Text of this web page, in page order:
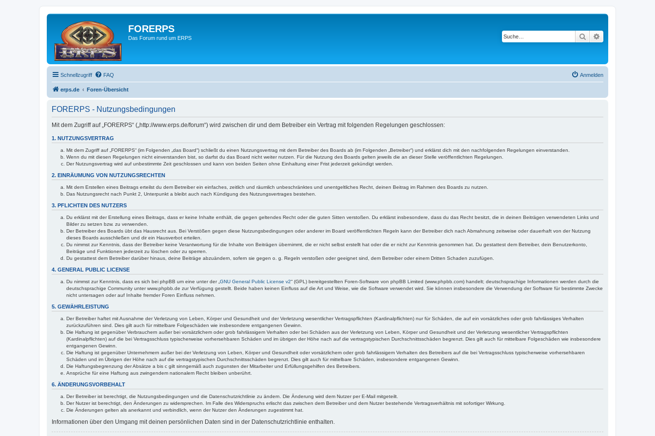
FORERPS
Das Forum rund um ERPS Suche
Schnellzugriff FAQ Anmelden
erps.de Foren-Übersicht
FORERPS - Nutzungsbedingungen
Mit dem Zugriff auf „FORERPS“ („http://www.erps.de/forum“) wird zwischen dir und dem Betreiber ein Vertrag mit folgenden Regelungen geschlossen:
1. NUTZUNGSVERTRAG
Mit dem Zugriff auf „FORERPS“ (im Folgenden „das Board“) schließt du einen Nutzungsvertrag mit dem Betreiber des Boards ab (im Folgenden „Betreiber“) und erklärst dich mit den nachfolgenden Regelungen einverstanden.
Wenn du mit diesen Regelungen nicht einverstanden bist, so darfst du das Board nicht weiter nutzen. Für die Nutzung des Boards gelten jeweils die an dieser Stelle veröffentlichten Regelungen.
Der Nutzungsvertrag wird auf unbestimmte Zeit geschlossen und kann von beiden Seiten ohne Einhaltung einer Frist jederzeit gekündigt werden.
2. EINRÄUMUNG VON NUTZUNGSRECHTEN
Mit dem Erstellen eines Beitrags erteilst du dem Betreiber ein einfaches, zeitlich und räumlich unbeschränktes und unentgeltliches Recht, deinen Beitrag im Rahmen des Boards zu nutzen.
Das Nutzungsrecht nach Punkt 2, Unterpunkt a bleibt auch nach Kündigung des Nutzungsvertrages bestehen.
3. PFLICHTEN DES NUTZERS
Du erklärst mit der Erstellung eines Beitrags, dass er keine Inhalte enthält, die gegen geltendes Recht oder die guten Sitten verstoßen. Du erklärst insbesondere, dass du das Recht besitzt, die in deinen Beiträgen verwendeten Links und
Bilder zu setzen bzw. zu verwenden.
Der Betreiber des Boards übt das Hausrecht aus. Bei Verstößen gegen diese Nutzungsbedingungen oder anderer im Board veröffentlichten Regeln kann der Betreiber dich nach Abmahnung zeitweise oder dauerhaft von der Nutzung
dieses Boards ausschließen und dir ein Hausverbot erteilen.
Du nimmst zur Kenntnis, dass der Betreiber keine Verantwortung für die Inhalte von Beiträgen übernimmt, die er nicht selbst erstellt hat oder die er nicht zur Kenntnis genommen hat. Du gestattest dem Betreiber, dein Benutzerkonto,
Beiträge und Funktionen jederzeit zu löschen oder zu sperren.
Du gestattest dem Betreiber darüber hinaus, deine Beiträge abzuändern, sofern sie gegen o. g. Regeln verstoßen oder geeignet sind, dem Betreiber oder einem Dritten Schaden zuzufügen.
4. GENERAL PUBLIC LICENSE
Du nimmst zur Kenntnis, dass es sich bei phpBB um eine unter der „ GNU General Public License v2“ (GPL) bereitgestellten Foren-Software von phpBB Limited (www.phpbb.com) handelt; deutschsprachige Informationen werden durch die
deutschsprachige Community unter www.phpbb.de zur Verfügung gestellt. Beide haben keinen Einfluss auf die Art und Weise, wie die Software verwendet wird. Sie können insbesondere die Verwendung der Software für bestimmte Zwecke
nicht untersagen oder auf Inhalte fremder Foren Einfluss nehmen.
5. GEWÄHRLEISTUNG
Der Betreiber haftet mit Ausnahme der Verletzung von Leben, Körper und Gesundheit und der Verletzung wesentlicher Vertragspflichten (Kardinalpflichten) nur für Schäden, die auf ein vorsätzliches oder grob fahrlässiges Verhalten
zurückzuführen sind. Dies gilt auch für mittelbare Folgeschäden wie insbesondere entgangenen Gewinn.
Die Haftung ist gegenüber Verbrauchern außer bei vorsätzlichem oder grob fahrlässigem Verhalten oder bei Schäden aus der Verletzung von Leben, Körper und Gesundheit und der Verletzung wesentlicher Vertragspflichten
(Kardinalpflichten) auf die bei Vertragsschluss typischerweise vorhersehbaren Schäden und im übrigen der Höhe nach auf die vertragstypischen Durchschnittsschäden begrenzt. Dies gilt auch für mittelbare Folgeschäden wie insbesondere
entgangenen Gewinn.
Die Haftung ist gegenüber Unternehmern außer bei der Verletzung von Leben, Körper und Gesundheit oder vorsätzlichem oder grob fahrlässigem Verhalten des Betreibers auf die bei Vertragsschluss typischerweise vorhersehbaren
Schäden und im Übrigen der Höhe nach auf die vertragstypischen Durchschnittsschäden begrenzt. Dies gilt auch für mittelbare Schäden, insbesondere entgangenen Gewinn.
Die Haftungsbegrenzung der Absätze a bis c gilt sinngemäß auch zugunsten der Mitarbeiter und Erfüllungsgehilfen des Betreibers.
Ansprüche für eine Haftung aus zwingendem nationalem Recht bleiben unberührt.
6. ÄNDERUNGSVORBEHALT
Der Betreiber ist berechtigt, die Nutzungsbedingungen und die Datenschutzrichtlinie zu ändern. Die Änderung wird dem Nutzer per E-Mail mitgeteilt.
Der Nutzer ist berechtigt, den Änderungen zu widersprechen. Im Falle des Widerspruchs erlischt das zwischen dem Betreiber und dem Nutzer bestehende Vertragsverhältnis mit sofortiger Wirkung.
Die Änderungen gelten als anerkannt und verbindlich, wenn der Nutzer den Änderungen zugestimmt hat.
Informationen über den Umgang mit deinen persönlichen Daten sind in der Datenschutzrichtlinie enthalten.